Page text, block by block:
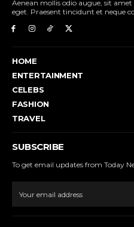
Aenean mollis odio augue, sit
eget. Praesent tincidunt et neque
HOME
ENTERTAINMENT
CELEBS
FASHION
TRAVEL
SUBSCRIBE
To get email updates from Today